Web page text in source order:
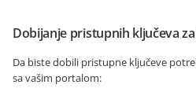
Dobijanje pristupnih ključeva
Da biste dobili pristupne ključeve
sa vašim portalom: